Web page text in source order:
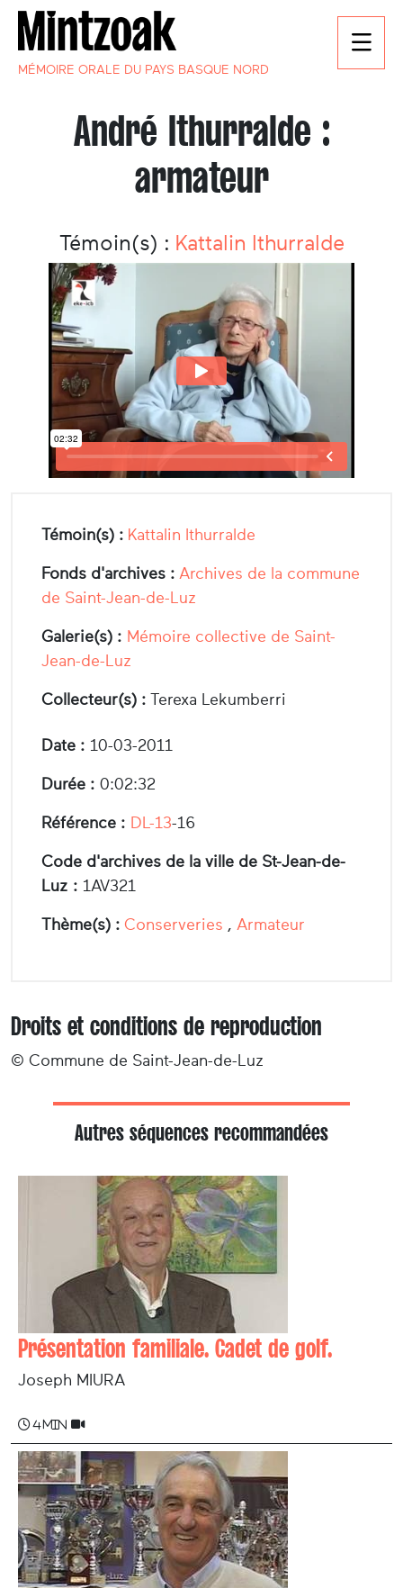
MÉMOIRE ORALE DU PAYS BASQUE NORD
André Ithurralde :
armateur
Témoin(s) : Kattalin Ithurralde
Témoin(s) : Kattalin Ithurralde
Fonds d'archives : Archives de la commune
de Saint-Jean-de-Luz
Galerie(s) : Mémoire collective de Saint-
Jean-de-Luz
Collecteur(s) : Terexa Lekumberri
Date : 10-03-2011
Durée : 0:02:32
Référence : DL-13-16
Code d'archives de la ville de St-Jean-de-
Luz : 1AV321
Thème(s) : Conserveries , Armateur
Droits et conditions de reproduction
© Commune de Saint-Jean-de-Luz
Autres séquences recommandées
Présentation familiale. Cadet de golf.
Joseph MIURA
4 min